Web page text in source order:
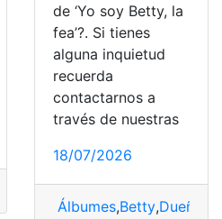
Placas,Propiedad,Vehículo
de ‘Yo soy Betty, la
fea’?. Si tienes
alguna inquietud
recuerda
contactarnos a
través de nuestras
18/07/2026
Álbumes,Betty,Dueño